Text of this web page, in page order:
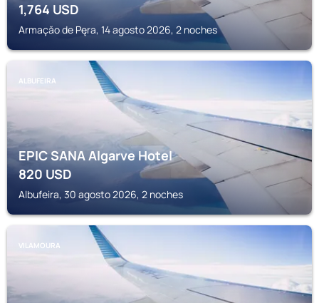
1,764 USD
Armaçăo de Pęra, 14 agosto 2026, 2 noches
ALBUFEIRA
EPIC SANA Algarve Hotel
820USD
Albufeira, 30 agosto 2026, 2 noches
VILAMOURA